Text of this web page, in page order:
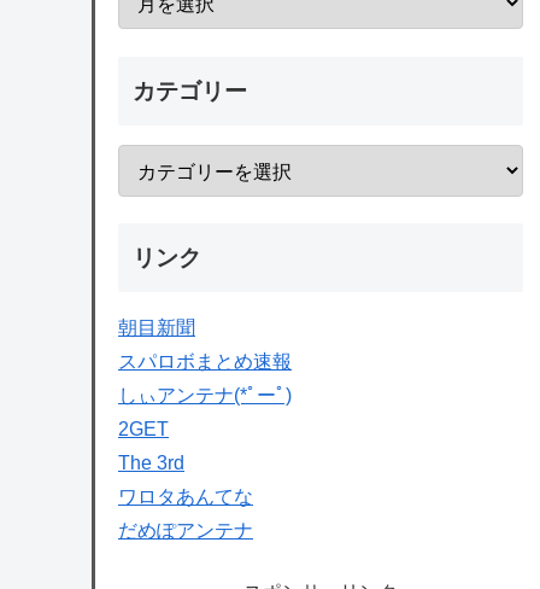
カテゴリー
リンク
朝目新聞
スパロボまとめ速報
しぃアンテナ(*ﾟーﾟ)
2GET
The 3rd
ワロタあんてな
だめぽアンテナ